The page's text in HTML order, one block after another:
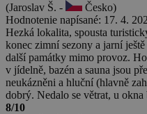
(Jaroslav Š. -
Česko)
Hodnotenie napísané: 17. 4.
Hezká lokalita, spousta
konec zimní sezony a jarní
další památky mimo provoz.
v jídelně, bazén a sauna jsou
neukázněni a hluční (hlavně
dobrý. Nedalo se větrat, u
8/10